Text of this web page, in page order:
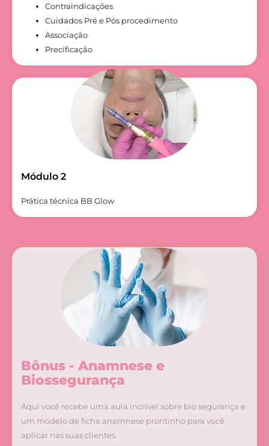
Contraindicações
Cuidados Pré e Pós procedimento
Associação
Precificação
Módulo 2
Prática técnica BB Glow
Bônus - Anamnese e
Biossegurança
Aqui você recebe uma aula incrível sobre bio segurança e
um modelo de ficha anamnese prontinho para você
aplicar nas suas clientes.